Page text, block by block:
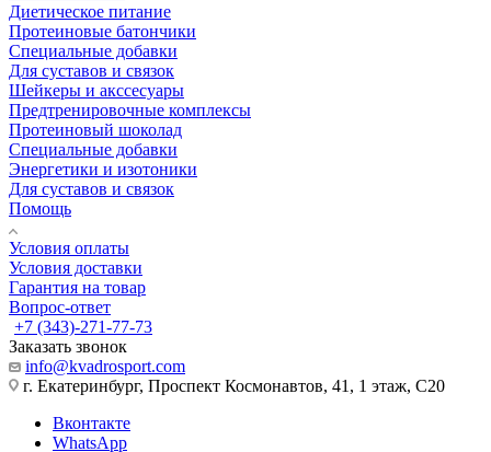
Диетическое питание
Протеиновые батончики
Специальные добавки
Для суставов и связок
Шейкеры и акссесуары
Предтренировочные комплексы
Протеиновый шоколад
Специальные добавки
Энергетики и изотоники
Для суставов и связок
Помощь
Условия оплаты
Условия доставки
Гарантия на товар
Вопрос-ответ
+7 (343)-271-77-73
Заказать звонок
info@kvadrosport.com
г. Екатеринбург, Проспект Космонавтов, 41, 1 этаж, С20
Вконтакте
WhatsApp